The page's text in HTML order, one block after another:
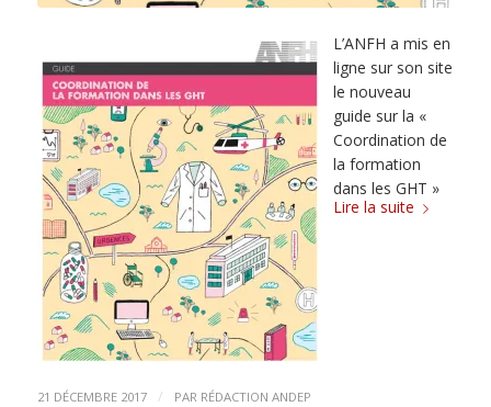
L’ANFH a mis en
ligne sur son site
le nouveau
guide sur la «
Coordination de
la formation
dans les GHT »
Lire la suite
21 DÉCEMBRE 2017 / PAR RÉDACTION ANDEP